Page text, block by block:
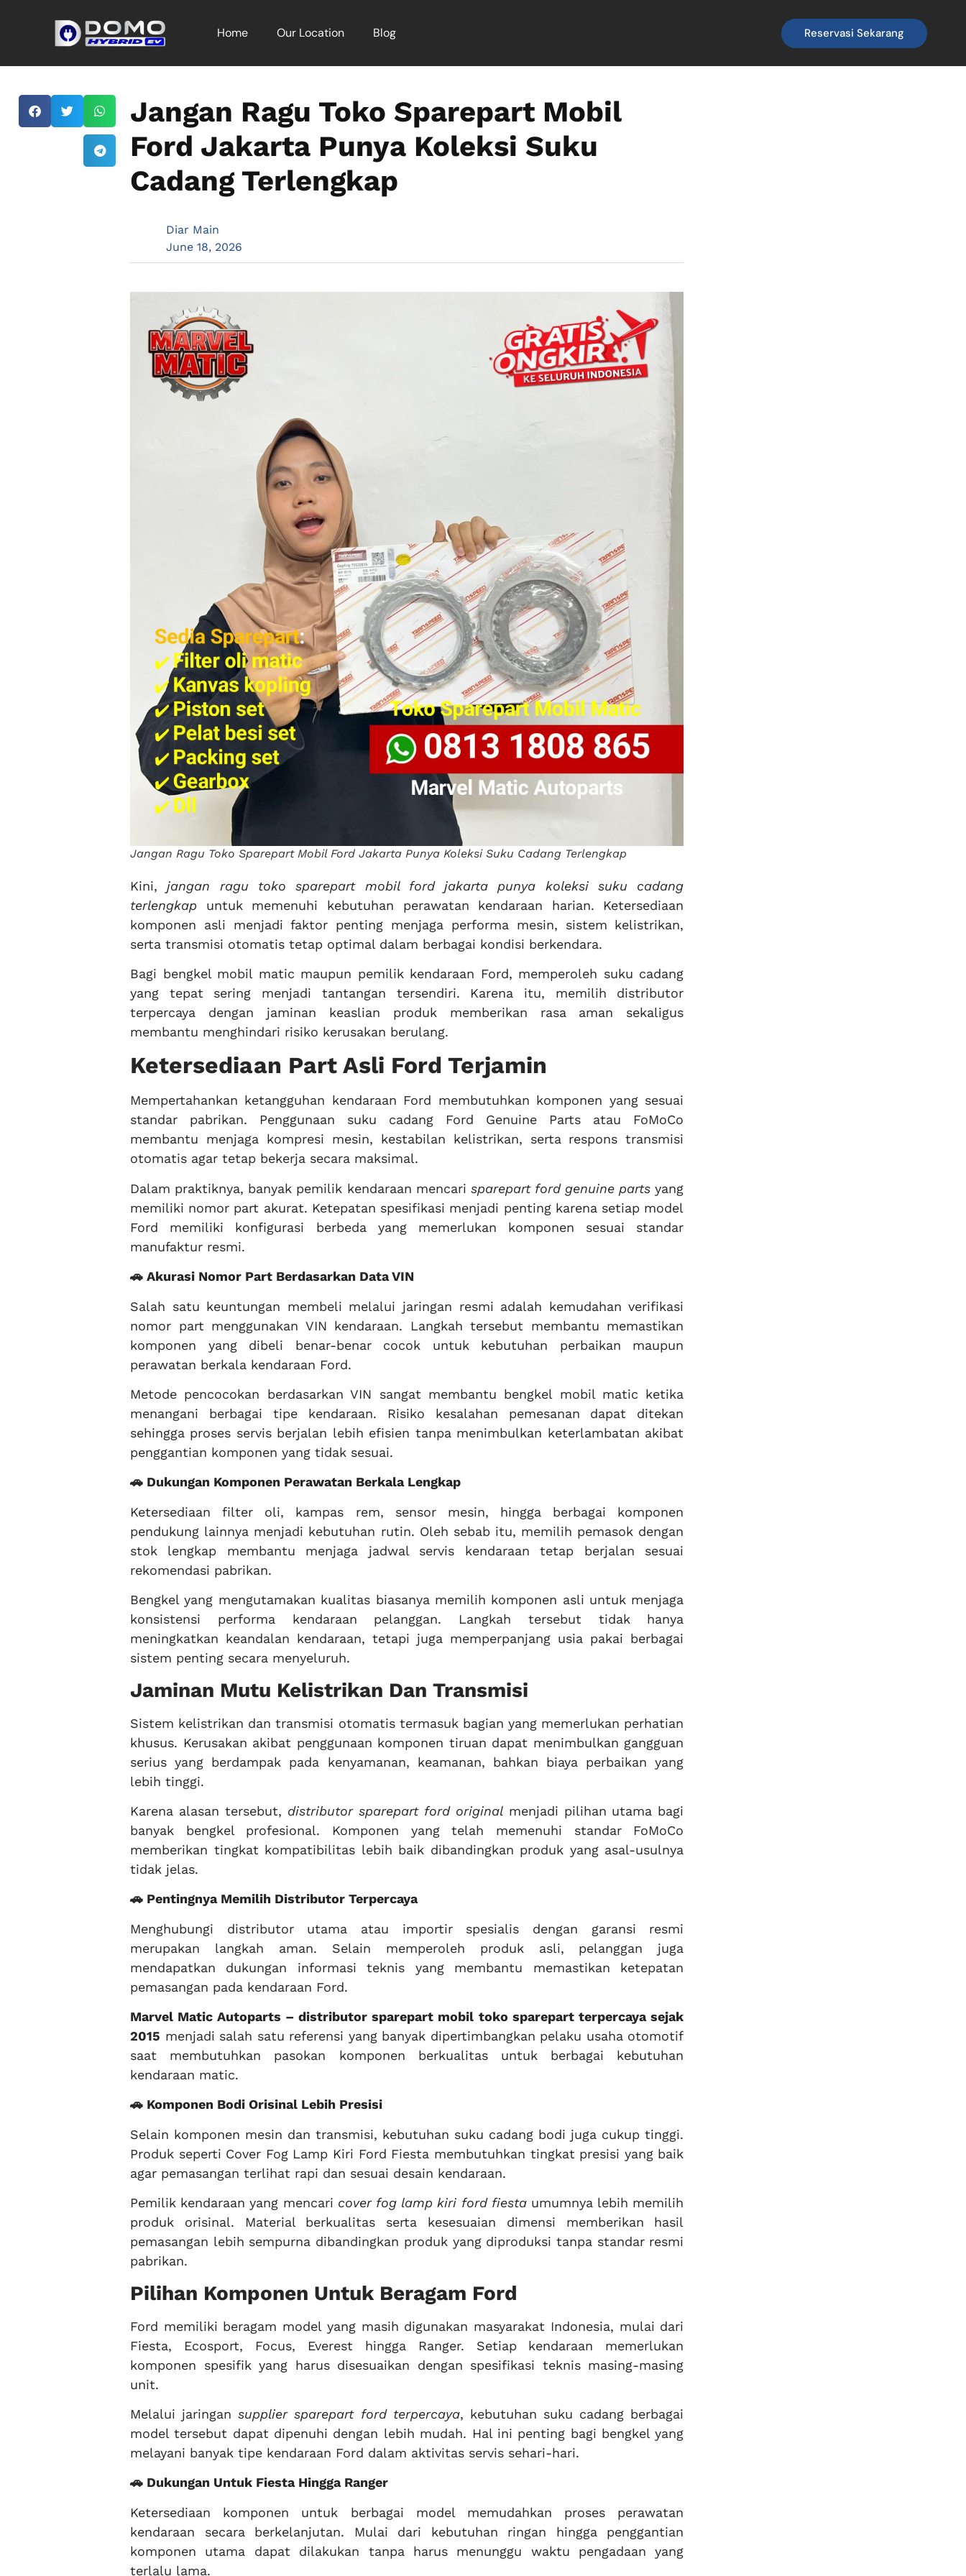
Home Our Location Blog Reservasi Sekarang
Jangan Ragu Toko Sparepart Mobil
Ford Jakarta Punya Koleksi Suku
Cadang Terlengkap
Diar Main
June 18, 2026
Jangan Ragu Toko Sparepart Mobil Ford Jakarta Punya Koleksi Suku Cadang Terlengkap
Kini,jangan ragu toko sparepart mobil ford jakarta punya koleksi suku cadang
terlengkap untuk memenuhi kebutuhan perawatan kendaraan harian. Ketersediaan
komponen asli menjadi faktor penting menjaga performa mesin, sistem kelistrikan,
serta transmisi otomatis tetap optimal dalam berbagai kondisi berkendara.
Bagi bengkel mobil matic maupun pemilik kendaraan Ford, memperoleh suku cadang
yang tepat sering menjadi tantangan tersendiri. Karena itu, memilih distributor
terpercaya dengan jaminan keaslian produk memberikan rasa aman sekaligus
membantu menghindari risiko kerusakan berulang.
Ketersediaan Part Asli Ford Terjamin
Mempertahankan ketangguhan kendaraan Ford membutuhkan komponen yang sesuai
standar pabrikan. Penggunaan suku cadang Ford Genuine Parts atau FoMoCo
membantu menjaga kompresi mesin, kestabilan kelistrikan, serta respons transmisi
otomatis agar tetap bekerja secara maksimal.
Dalam praktiknya, banyak pemilik kendaraan mencari sparepart ford genuine parts yang
memiliki nomor part akurat. Ketepatan spesifikasi menjadi penting karena setiap model
Ford memiliki konfigurasi berbeda yang memerlukan komponen sesuai standar
manufaktur resmi.
🚗 Akurasi Nomor Part Berdasarkan Data VIN
Salah satu keuntungan membeli melalui jaringan resmi adalah kemudahan verifikasi
nomor part menggunakan VIN kendaraan. Langkah tersebut membantu memastikan
komponen yang dibeli benar-benar cocok untuk kebutuhan perbaikan maupun
perawatan berkala kendaraan Ford.
Metode pencocokan berdasarkan VIN sangat membantu bengkel mobil matic ketika
menangani berbagai tipe kendaraan. Risiko kesalahan pemesanan dapat ditekan
sehingga proses servis berjalan lebih efisien tanpa menimbulkan keterlambatan akibat
penggantian komponen yang tidak sesuai.
🚗 Dukungan Komponen Perawatan Berkala Lengkap
Ketersediaan filter oli, kampas rem, sensor mesin, hingga berbagai komponen
pendukung lainnya menjadi kebutuhan rutin. Oleh sebab itu, memilih pemasok dengan
stok lengkap membantu menjaga jadwal servis kendaraan tetap berjalan sesuai
rekomendasi pabrikan.
Bengkel yang mengutamakan kualitas biasanya memilih komponen asli untuk menjaga
konsistensi performa kendaraan pelanggan. Langkah tersebut tidak hanya
meningkatkan keandalan kendaraan, tetapi juga memperpanjang usia pakai berbagai
sistem penting secara menyeluruh.
Jaminan Mutu Kelistrikan Dan Transmisi
Sistem kelistrikan dan transmisi otomatis termasuk bagian yang memerlukan perhatian
khusus. Kerusakan akibat penggunaan komponen tiruan dapat menimbulkan gangguan
serius yang berdampak pada kenyamanan, keamanan, bahkan biaya perbaikan yang
lebih tinggi.
Karena alasan tersebut, distributor sparepart ford originalmenjadi pilihan utama bagi
banyak bengkel profesional. Komponen yang telah memenuhi standar FoMoCo
memberikan tingkat kompatibilitas lebih baik dibandingkan produk yang asal-usulnya
tidak jelas.
🚗 Pentingnya Memilih Distributor Terpercaya
Menghubungi distributor utama atau importir spesialis dengan garansi resmi
merupakan langkah aman. Selain memperoleh produk asli, pelanggan juga
mendapatkan dukungan informasi teknis yang membantu memastikan ketepatan
pemasangan pada kendaraan Ford.
Marvel Matic Autoparts – distributor sparepart mobil toko sparepart terpercaya sejak
2015 menjadi salah satu referensi yang banyak dipertimbangkan pelaku usaha otomotif
saat membutuhkan pasokan komponen berkualitas untuk berbagai kebutuhan
kendaraan matic.
🚗 Komponen Bodi Orisinal Lebih Presisi
Selain komponen mesin dan transmisi, kebutuhan suku cadang bodi juga cukup tinggi.
Produk seperti Cover Fog Lamp Kiri Ford Fiesta membutuhkan tingkat presisi yang baik
agar pemasangan terlihat rapi dan sesuai desain kendaraan.
Pemilik kendaraan yang mencari cover fog lamp kiri ford fiestaumumnya lebih memilih
produk orisinal. Material berkualitas serta kesesuaian dimensi memberikan hasil
pemasangan lebih sempurna dibandingkan produk yang diproduksi tanpa standar resmi
pabrikan.
Pilihan Komponen Untuk Beragam Ford
Ford memiliki beragam model yang masih digunakan masyarakat Indonesia, mulai dari
Fiesta, Ecosport, Focus, Everest hingga Ranger. Setiap kendaraan memerlukan
komponen spesifik yang harus disesuaikan dengan spesifikasi teknis masing-masing
unit.
Melalui jaringansupplier sparepart ford terpercaya, kebutuhan suku cadang berbagai
model tersebut dapat dipenuhi dengan lebih mudah. Hal ini penting bagi bengkel yang
melayani banyak tipe kendaraan Ford dalam aktivitas servis sehari-hari.
🚗 Dukungan Untuk Fiesta Hingga Ranger
Ketersediaan komponen untuk berbagai model memudahkan proses perawatan
kendaraan secara berkelanjutan. Mulai dari kebutuhan ringan hingga penggantian
komponen utama dapat dilakukan tanpa harus menunggu waktu pengadaan yang
terlalu lama.